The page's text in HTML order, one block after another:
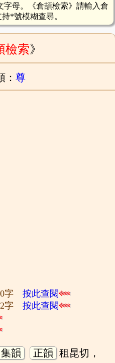
字母。《倉頡檢索》請輸入倉
*號模糊查尋。
檢索》
： 尊
10字按此查閱
2字按此查閱
集韻 正韻 租昆切，